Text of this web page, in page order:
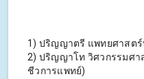
1) ปริญญาตรี แพทยศาสต
2) ปริญญาโท วิศวกรรมศ
ชีวการแพทย์)